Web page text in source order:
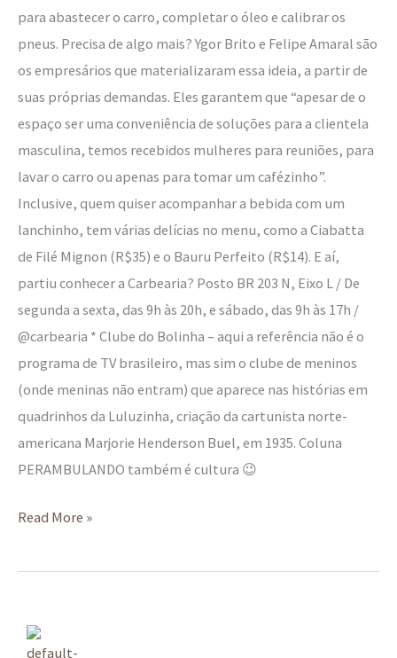
para abastecer o carro, completar o óleo e calibrar os
pneus. Precisa de algo mais? Ygor Brito e Felipe Amaral são
os empresários que materializaram essa ideia, a partir de
suas próprias demandas. Eles garantem que “apesar de o
espaço ser uma conveniência de soluções para a clientela
masculina, temos recebidos mulheres para reuniões, para
lavar o carro ou apenas para tomar um cafézinho”.
Inclusive, quem quiser acompanhar a bebida com um
lanchinho, tem várias delícias no menu, como a Ciabatta
de Filé Mignon (R$35) e o Bauru Perfeito (R$14). E aí,
partiu conhecer a Carbearia? Posto BR 203 N, Eixo L / De
segunda a sexta, das 9h às 20h, e sábado, das 9h às 17h /
@carbearia * Clube do Bolinha – aqui a referência não é o
programa de TV brasileiro, mas sim o clube de meninos
(onde meninas não entram) que aparece nas histórias em
quadrinhos da Luluzinha, criação da cartunista norte-
americana Marjorie Henderson Buel, em 1935. Coluna
PERAMBULANDO também é cultura 😉
Read More »